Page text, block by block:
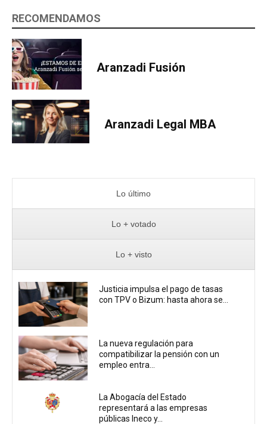
RECOMENDAMOS
Aranzadi Fusión
Aranzadi Legal MBA
Lo último
Lo + votado
Lo + visto
Justicia impulsa el pago de tasas
con TPV o Bizum: hasta ahora se...
La nueva regulación para
compatibilizar la pensión con un
empleo entra...
La Abogacía del Estado
representará a las empresas
públicas Ineco y...